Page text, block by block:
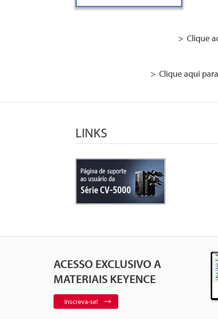
Clique
Clique aqui
LINKS
ACESSO EXCLUSIVO A
MATERIAIS KEYENCE
Inscreva-se!